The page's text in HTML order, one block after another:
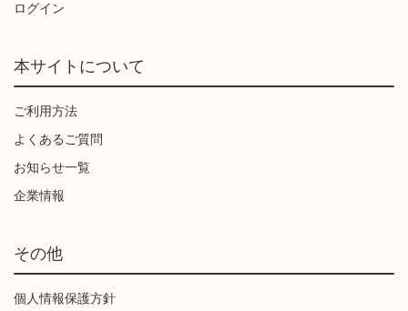
ログイン
本サイトについて
ご利用方法
よくあるご質問
お知らせ一覧
企業情報
その他
個人情報保護方針